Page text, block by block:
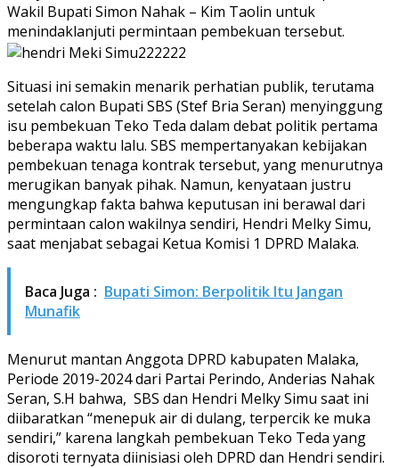
Wakil Bupati Simon Nahak – Kim Taolin untuk
menindaklanjuti permintaan pembekuan tersebut.
Situasi ini semakin menarik perhatian publik, terutama
setelah calon Bupati SBS (Stef Bria Seran) menyinggung
isu pembekuan Teko Teda dalam debat politik pertama
beberapa waktu lalu. SBS mempertanyakan kebijakan
pembekuan tenaga kontrak tersebut, yang menurutnya
merugikan banyak pihak. Namun, kenyataan justru
mengungkap fakta bahwa keputusan ini berawal dari
permintaan calon wakilnya sendiri, Hendri Melky Simu,
saat menjabat sebagai Ketua Komisi 1 DPRD Malaka.
Baca Juga : Bupati Simon: Berpolitik Itu Jangan
Munafik
Menurut mantan Anggota DPRD kabupaten Malaka,
Periode 2019-2024 dari Partai Perindo, Anderias Nahak
Seran, S.H bahwa, SBS dan Hendri Melky Simu saat ini
diibaratkan “menepuk air di dulang, terpercik ke muka
sendiri,” karena langkah pembekuan Teko Teda yang
disoroti ternyata diinisiasi oleh DPRD dan Hendri sendiri.